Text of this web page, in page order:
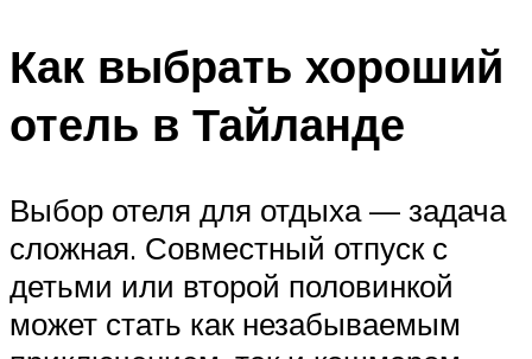
Как выбрать хороший
отель в Тайланде
Выбор отеля для отдыха — задача
сложная. Совместный отпуск с
детьми или второй половинкой
может стать как незабываемым